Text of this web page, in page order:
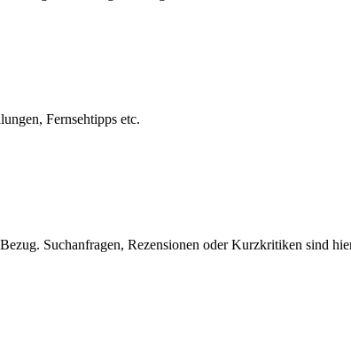
Fernsehtipps etc.
Suchanfragen, Rezensionen oder Kurzkritiken sind